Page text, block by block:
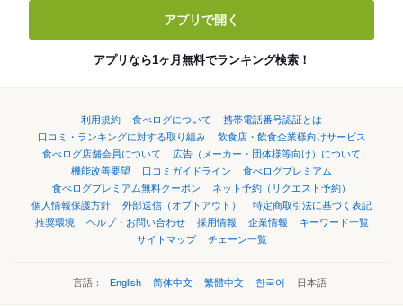
アプリで開く
アプリなら1ヶ月無料でランキング検索！
利用規約 食べログについて
携帯電話番号認証とは
口コミ・ランキングに対する取り組み
飲食店・飲食企業様向けサービス
食べログ店舗会員について
広告（メーカー・団体様等向け）について
機能改善要望
口コミガイドライン
食べログプレミアム
食べログプレミアム無料クーポン
ネット予約（リクエスト予約）
個人情報保護方針
外部送信（オプトアウト）
特定商取引法に基づく表記
推奨環境
ヘルプ・お問い合わせ 採用情報 企業情報
キーワード一覧
サイトマップ
チェーン一覧
言語： English 简体中文 繁體中文 한국어 日本語